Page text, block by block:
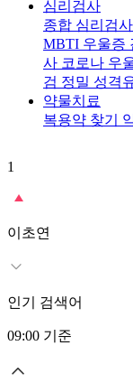
심리검사
종합 심리검사
MBTI 우울증
사 코로나 우
검 정밀 성격
약물치료
복용약 찾기
1
이초연
인기 검색어
09:00 기준